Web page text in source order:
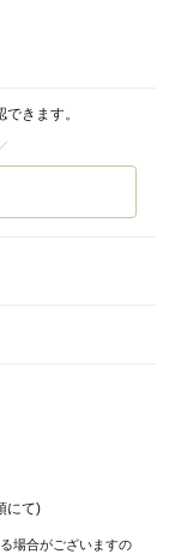
きます。
にて)
場合がございますの